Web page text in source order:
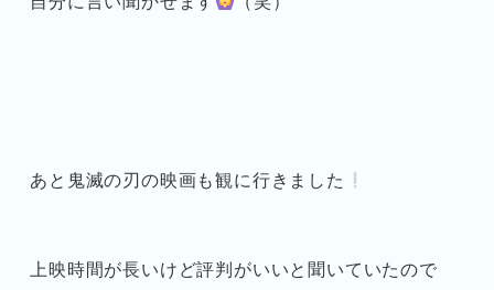
あと鬼滅の刃の映画も観に行きました
上映時間が長いけど評判がいいと聞いていたので